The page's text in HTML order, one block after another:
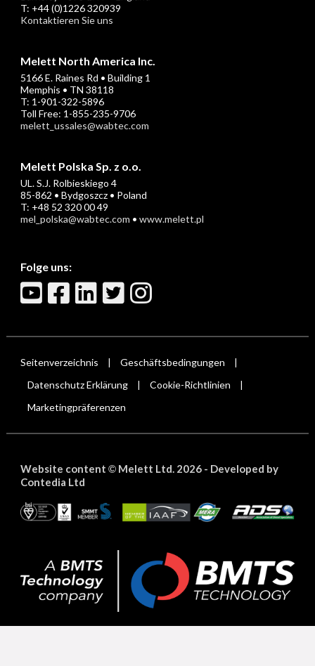
T: +44 (0)1226 320939
Kontaktieren Sie uns
Melett North America Inc.
5166 E. Raines Rd • Building 1
Memphis • TN 38118
T: 1-901-322-5896
Toll Free: 1-855-235-9706
melett_ussales@wabtec.com
Melett Polska Sp. z o.o.
UL. S.J. Rolbieskiego 4
85-862 • Bydgoszcz • Poland
T: +48 52 320 00 49
mel_polska@wabtec.com • www.melett.pl
Folge uns:
Seitenverzeichnis Geschäftsbedingungen
Datenschutz Erklärung Cookie-Richtlinien
Marketingpräferenzen
Website content ©Melett Ltd. 2026 - Developed by
Contedia Ltd